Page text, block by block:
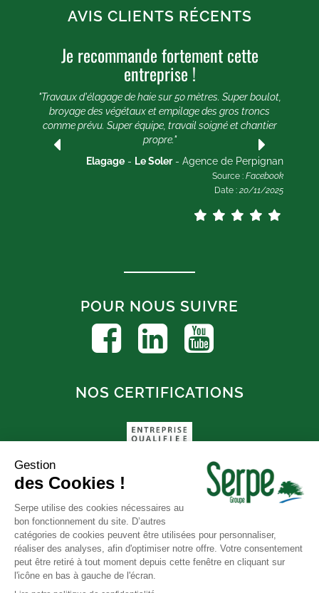
AVIS CLIENTS RÉCENTS
Je recommande fortement cette
entreprise !
"Travaux d'élagage de haie sur 50 mètres. Super boulot,
broyage des végétaux et empilage des gros troncs
comme prévu. Super équipe, travail soigné et chantier
propre."
Elagage - Le Soler- Agence de Perpignan
Source : Facebook
Date : 20/11/2025
POUR NOUS SUIVRE
NOS CERTIFICATIONS
FAQ